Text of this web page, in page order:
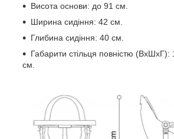
Висота основи: до 91 см.
Ширина сидіння: 42 см.
Глибина сидіння: 40 см.
Габарити стільця повністю (ВхШхГ):
см.